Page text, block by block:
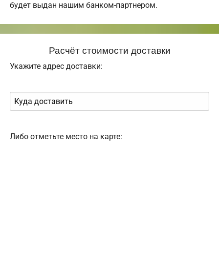
будет выдан нашим банком-партнером.
Расчёт стоимости доставки
Укажите адрес доставки:
Либо отметьте место на карте: